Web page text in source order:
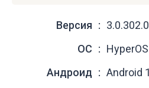
Версия
ОС
Андроид
Android